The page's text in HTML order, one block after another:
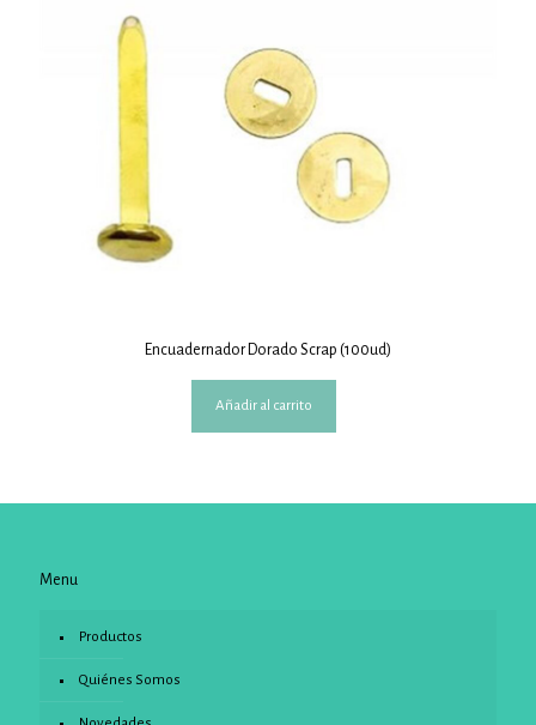
Encuadernador Dorado Scrap (100ud)
Añadir al carrito
Menu
Productos
Quiénes Somos